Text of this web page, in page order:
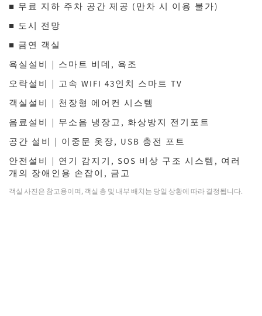
■ 무료 지하 주차 공간 제공 (만차 시 이용 불가)
■ 도시 전망
■ 금연 객실
욕실설비｜스마트 비데, 욕조
오락설비｜고속 WIFI 43인치 스마트 TV
객실설비｜천장형 에어컨 시스템
음료설비｜무소음 냉장고, 화상방지 전기포트
공간 설비｜이중문 옷장, USB 충전 포트
안전설비｜연기 감지기, SOS 비상 구조 시스템, 여러
개의 장애인용 손잡이, 금고
객실 사진은 참고용이며, 객실 층 및 내부 배치는 당일 상황에 따라 결정됩니다.